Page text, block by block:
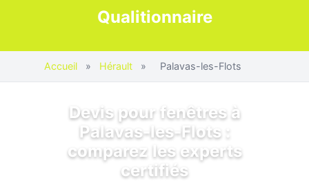
Qualitionnaire
Accueil » Hérault » Palavas-les-Flots
Devis pour fenêtres à
Palavas-les-Flots :
comparez les experts
certifiés